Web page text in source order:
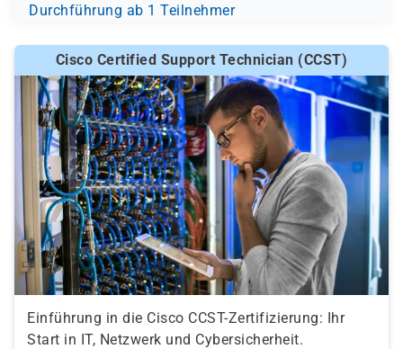
Durchführung ab 1 Teilnehmer
Cisco Certified Support Technician (CCST)
Einführung in die Cisco CCST-Zertifizierung: Ihr
Start in IT, Netzwerk und Cybersicherheit.